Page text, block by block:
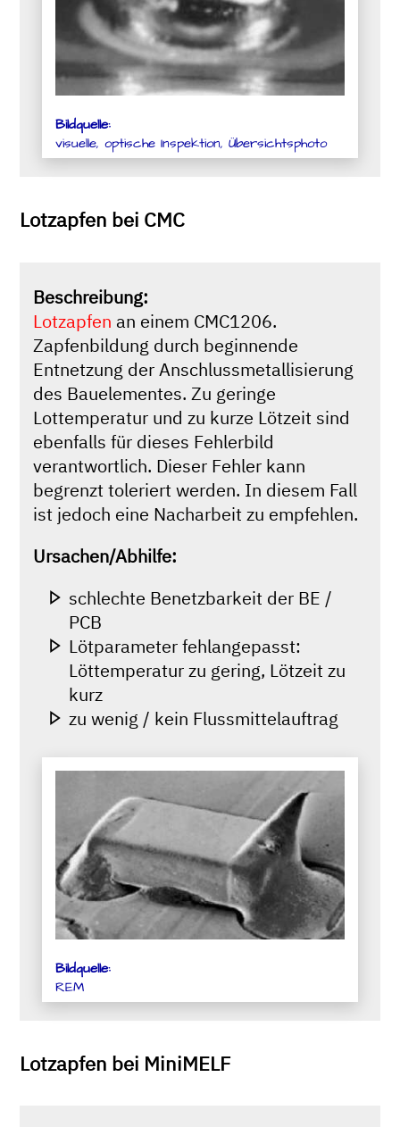
Bildquelle:
visuelle, optische Inspektion, Übersichtsphoto
Lotzapfen bei CMC
Beschreibung:
Lotzapfen an einem CMC1206.
Zapfenbildung durch beginnende
Entnetzung der Anschlussmetallisierung
des Bauelementes. Zu geringe
Lottemperatur und zu kurze Lötzeit sind
ebenfalls für dieses Fehlerbild
verantwortlich. Dieser Fehler kann
begrenzt toleriert werden. In diesem Fall
ist jedoch eine Nacharbeit zu empfehlen.
Ursachen/Abhilfe:
schlechte Benetzbarkeit der BE /
PCB
Lötparameter fehlangepasst:
Löttemperatur zu gering, Lötzeit zu
kurz
zu wenig / kein Flussmittelauftrag
Bildquelle:
REM
Lotzapfen bei MiniMELF